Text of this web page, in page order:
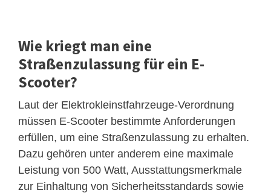
Wie kriegt man eine
Straßenzulassung für ein E-
Scooter?
Laut der Elektrokleinstfahrzeuge-Verordnung
müssen E-Scooter bestimmte Anforderungen
erfüllen, um eine Straßenzulassung zu erhalten.
Dazu gehören unter anderem eine maximale
Leistung von 500 Watt, Ausstattungsmerkmale
zur Einhaltung von Sicherheitsstandards sowie